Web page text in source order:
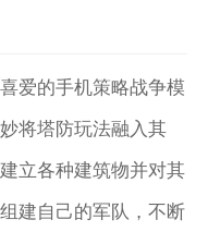
爱的手机策略战争模
将塔防玩法融入其
立各种建筑物并对其
建自己的军队，不断